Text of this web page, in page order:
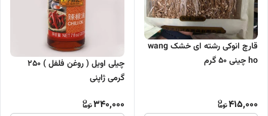
قارچ انوکی رشته ای خشک wang
ho چینی 50 گرم
415,000
چیلی اویل ( روغن فلفل ) ۲۵۰
گرمی ژاپنی
340,000